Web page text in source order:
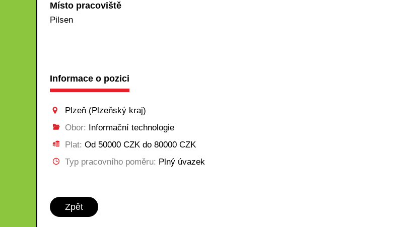
Místo pracoviště
Pilsen
Informace o pozici
Plzeň (Plzeňský kraj)
Obor: Informační technologie
Plat: Od 50000 CZK do 80000 CZK
Typ pracovního poměru: Plný úvazek
Zpět